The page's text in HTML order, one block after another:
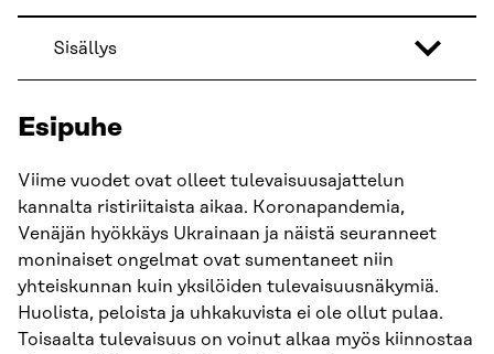
Sisällys
Esipuhe
Viime vuodet ovat olleet tulevaisuusajattelun
kannalta ristiriitaista aikaa. Koronapandemia,
Venäjän hyökkäys Ukrainaan ja näistä seuranneet
moninaiset ongelmat ovat sumentaneet niin
yhteiskunnan kuin yksilöiden tulevaisuusnäkymiä.
Huolista, peloista ja uhkakuvista ei ole ollut pulaa.
Toisaalta tulevaisuus on voinut alkaa myös kiinnostaa